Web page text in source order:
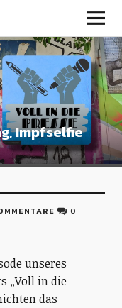
Impfselfie
0
unseres
„Voll in die
das